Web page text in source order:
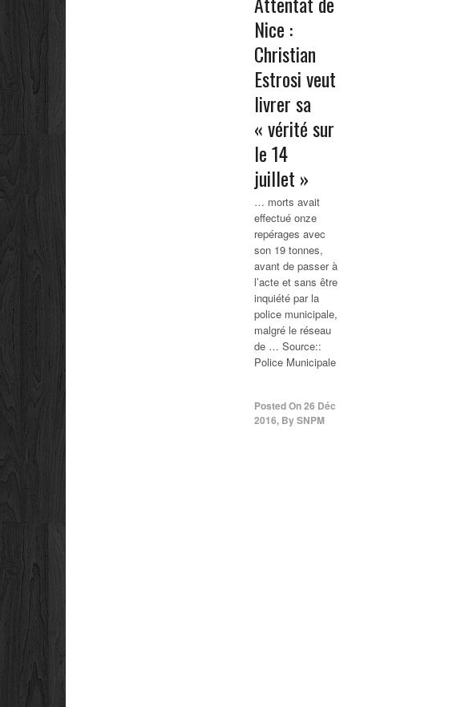
Nice :
Christian
Estrosi veut
livrer sa
« vérité sur
le 14
juillet »
… morts avait
effectué onze
repérages avec
son 19 tonnes,
avant de passer à
l’acte et sans être
inquiété par la
police municipale,
malgré le réseau
de … Source::
Police Municipale
Posted On26 Déc
2016, BySNPM